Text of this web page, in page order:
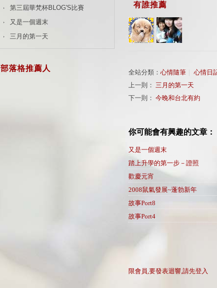
有誰推薦
全站分類： 心情隨筆 心情日
上一則： 三月的第一天
下一則： 今晚和台北有約
你可能會有興趣的文章：
又是一個週末
踏上升學的第一步－證照
歡慶元宵
2008鼠氣發展~蓬勃新年
故事Port8
故事Port4
限會員,要發表迴響,請先登入
第三屆華梵杯BLOG'S比賽
又是一個週末
三月的第一天
部落格推薦人